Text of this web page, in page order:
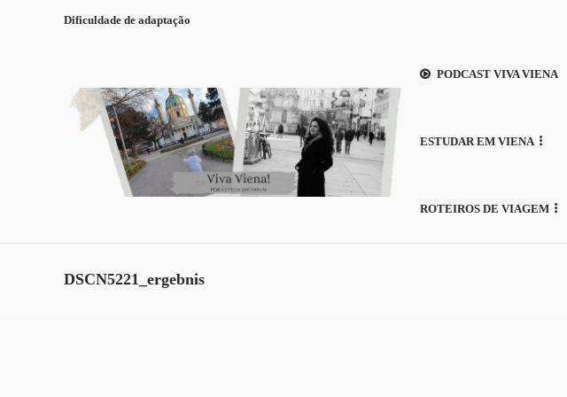
Dificuldade de adaptação
PODCAST VIVA VIENA
ESTUDAR EM VIENA
ROTEIROS DE VIAGEM
DSCN5221_ergebnis